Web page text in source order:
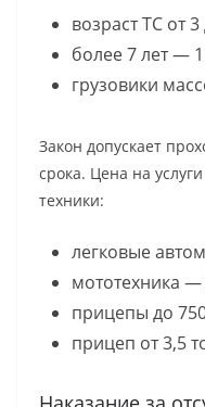
возраст ТС от
более 7 лет —
грузовики
Закон допускает
срока. Цена на
техники:
легковые
мототехника —
прицепы до
прицеп от 3,5